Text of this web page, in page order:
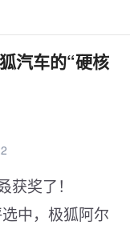
汽车的“硬核
获奖了！
中，极狐阿尔